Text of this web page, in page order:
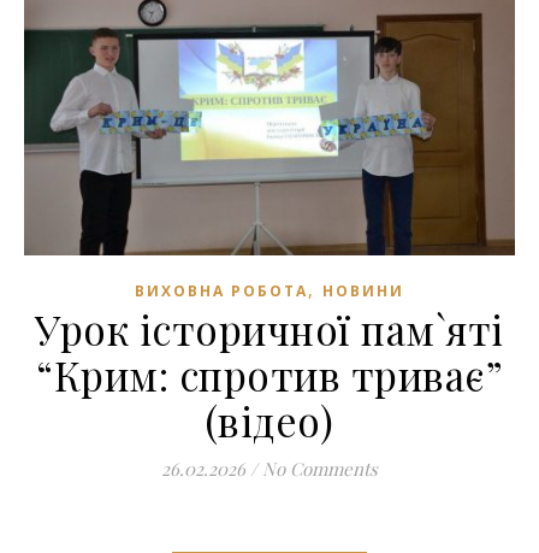
ВИХОВНА РОБОТА, НОВИНИ
Урок історичної пам`яті
“Крим: спротив триває”
(відео)
26.02.2026 / No Comments